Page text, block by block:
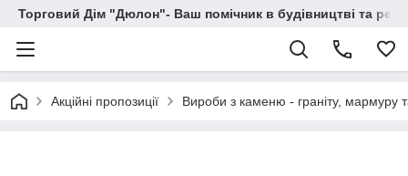
Торговий Дім "Дюлон"- Ваш помічник в будівництві та
Акційні пропозиції Вироби з каменю - граніту, мармуру